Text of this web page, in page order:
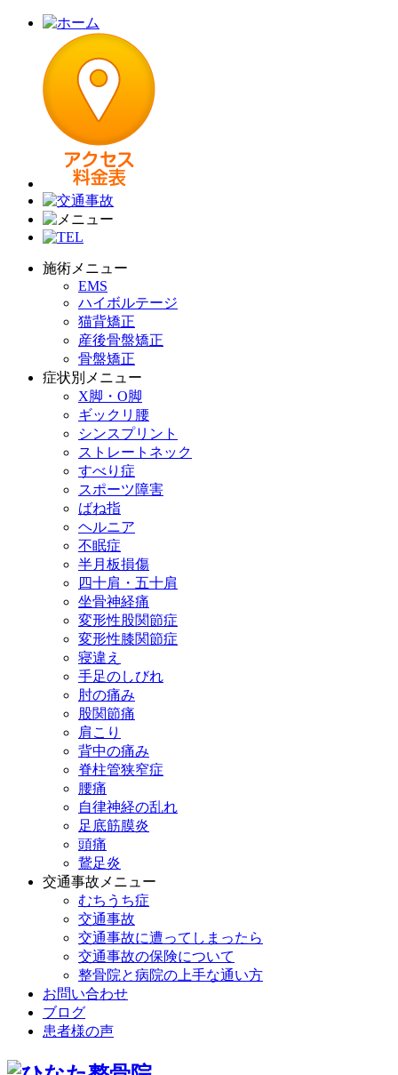
施術メニュー
EMS
ハイボルテージ
猫背矯正
産後骨盤矯正
骨盤矯正
症状別メニュー
X脚・O脚
ギックリ腰
シンスプリント
ストレートネック
すべり症
スポーツ障害
ばね指
ヘルニア
不眠症
半月板損傷
四十肩・五十肩
坐骨神経痛
変形性股関節症
変形性膝関節症
寝違え
手足のしびれ
肘の痛み
股関節痛
肩こり
背中の痛み
脊柱管狭窄症
腰痛
自律神経の乱れ
足底筋膜炎
頭痛
鵞足炎
交通事故メニュー
むちうち症
交通事故
交通事故に遭ってしまったら
交通事故の保険について
整骨院と病院の上手な通い方
お問い合わせ
ブログ
患者様の声